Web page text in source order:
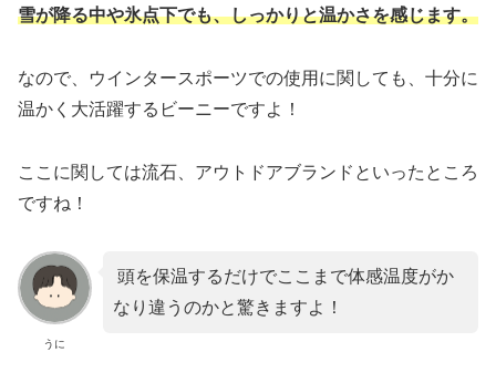
雪が降る中や氷点下でも、しっかりと温かさを感じます。
なので、ウインタースポーツでの使用に関しても、十分に
温かく大活躍するビーニーですよ！
ここに関しては流石、アウトドアブランドといったところ
ですね！
うに
頭を保温するだけでここまで体感温度がか
なり違うのかと驚きますよ！